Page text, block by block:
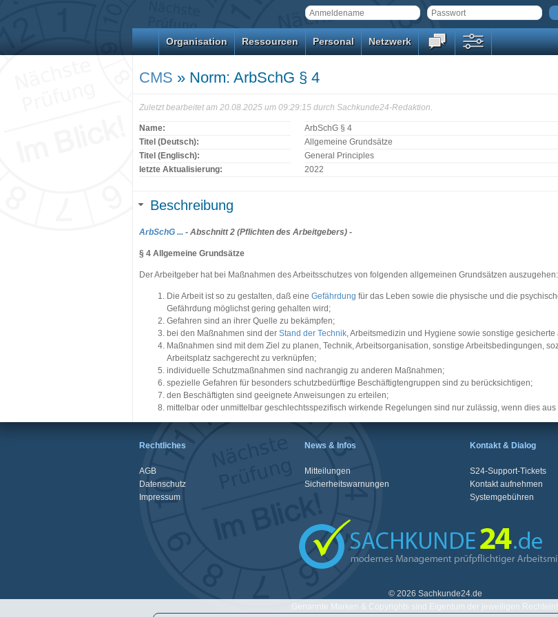
Organisation Ressourcen Personal Netzwerk
CMS » Norm: ArbSchG § 4
Zuletzt bearbeitet am 20.08.2025 um 09:29:15 durch Sachkunde24-Redaktion.
Name:
ArbSchG § 4
Titel (Deutsch):
Allgemeine Grundsätze
Titel (Englisch):
General Principles
letzte Aktualisierung:
2022
Beschreibung
ArbSchG ... - Abschnitt 2 (Pflichten des Arbeitgebers) -
§ 4 Allgemeine Grundsätze
Der Arbeitgeber hat bei Maßnahmen des Arbeitsschutzes von folgenden allgemeinen Grundsätzen auszugehen:
Die Arbeit ist so zu gestalten, daß eine Gefährdung für das Leben sowie die physische und die
Gefährdung möglichst gering gehalten wird;
Gefahren sind an ihrer Quelle zu bekämpfen;
bei den Maßnahmen sind der Stand der Technik, Arbeitsmedizin und Hygiene sowie sonstige
Maßnahmen sind mit dem Ziel zu planen, Technik, Arbeitsorganisation, sonstige Arbeitsbedingungen,
Arbeitsplatz sachgerecht zu verknüpfen;
individuelle Schutzmaßnahmen sind nachrangig zu anderen Maßnahmen;
spezielle Gefahren für besonders schutzbedürftige Beschäftigtengruppen sind zu berücksichtigen;
den Beschäftigten sind geeignete Anweisungen zu erteilen;
mittelbar oder unmittelbar geschlechtsspezifisch wirkende Regelungen sind nur zulässig, wenn dies
Rechtliches
AGB
Datenschutz
Impressum
News & Infos
Mitteilungen
Sicherheitswarnungen
Kontakt & Dialog
S24-Support-Tickets
Kontakt aufnehmen
Systemgebühren
© 2026 Sachkunde24.de
Genannte Marken & Copyrights sind Eigentum der jeweiligen